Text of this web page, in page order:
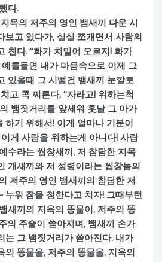
다.
옥의 저주의 영인 뱀새끼 다운 시
보고 있다가, 실실 쪼개면서 사람의
친다. “화가 치밀어 오르지! 화가
를들면 내가 마음속으로 이제 그
있을때 그 시뻘건 뱀새끼 눈깔로
고 콕 찌른다. “자라고! 위하는척
뱀짓거리를 앞세워 훗날 그 아가
하기 위해서! 이게 얼마나 기분이
게 사람을 위하는게 아니다! 사람
수라는 씹창새끼, 저 참담한 지옥
개새끼와 저 성령이라는 씹창놈의
저주의 영인 뱀새끼의 참담한 저
누워 잠을 청한다고 치자! 그때부턴
새끼의 지옥의 똥물이, 저주의 똥
의 주술이 쏟아지며, 뱀새끼 손가
는 그 뱀짓거리가 쏟아진다. 내가
의 똥물을, 저주의 똥물을, 지옥의